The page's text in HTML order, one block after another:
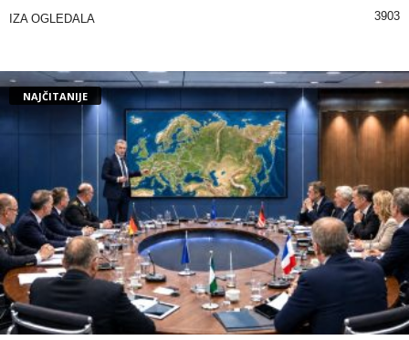
IZA OGLEDALA 3903
NAJČITANIJE